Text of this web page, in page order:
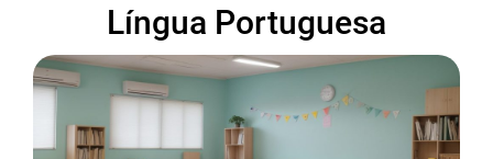
Língua Portuguesa